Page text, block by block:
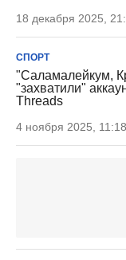
18 декабря 2025,
СПОРТ
"Саламалейкум,
"захватили"
Threads
4 ноября 2025, 11:18